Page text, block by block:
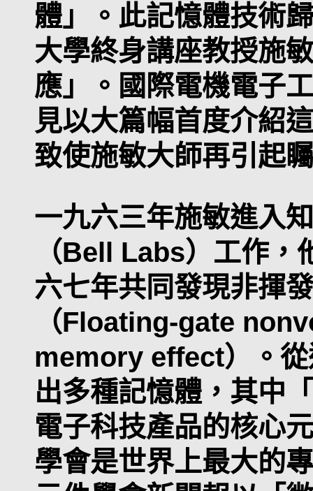
體」。此記憶體技術
大學終身講座教授施
應」。國際電機電子
見以大篇幅首度介紹
致使施敏大師再引起
一九六三年施敏進入
（Bell Labs）工作，
六七年共同發現非揮
（Floating-gate
memory effect）。
出多種記憶體，其中
電子科技產品的核心
學會是世界上最大的